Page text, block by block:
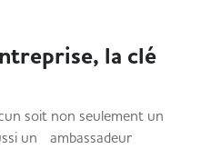
la clé
soit non seulement un
un ambassadeur